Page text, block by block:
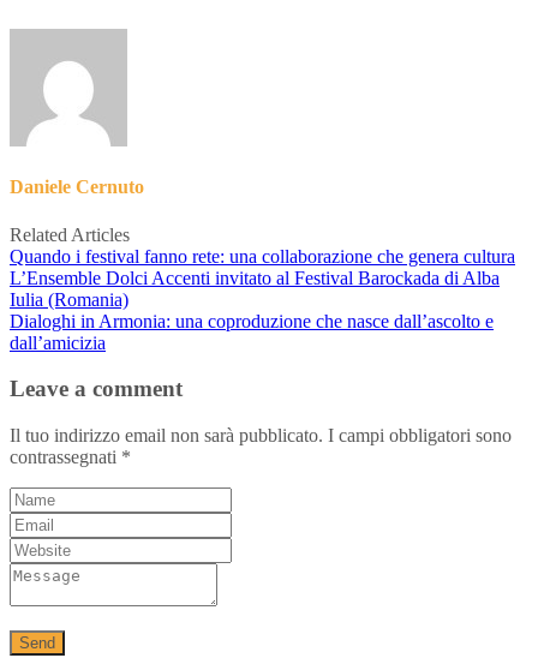
Daniele Cernuto
Related Articles
Quando i festival fanno rete: una collaborazione che genera cultura
L’Ensemble Dolci Accenti invitato al Festival Barockada di Alba
Iulia (Romania)
Dialoghi in Armonia: una coproduzione che nasce dall’ascolto e
dall’amicizia
Leave a comment
Il tuo indirizzo email non sarà pubblicato. I campi obbligatori sono
contrassegnati *